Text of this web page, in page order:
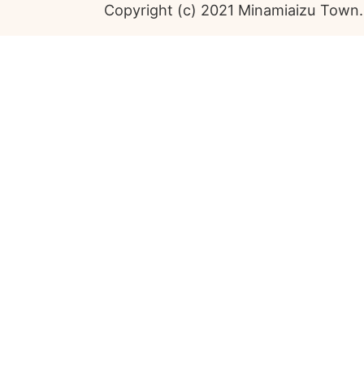
Copyright (c) 2021 Minamiaizu